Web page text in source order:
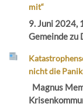
mit“
9. Juni 2024,
Gemeinde zu
nicht die
Magnus